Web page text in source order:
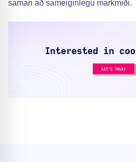
saman að sameiginlegu markmiði.